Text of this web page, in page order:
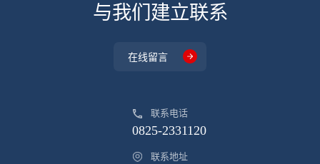
DP31215FTST TSOT23-6 4.5
TSOT23-6 4.5
SOT23-6
与我们建立联系
在线留言
联系电话
0825-2331120
联系地址